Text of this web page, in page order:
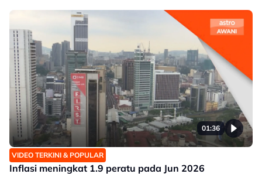
01:36
VIDEO TERKINI & POPULAR
Inflasi meningkat 1.9 peratu pada Jun 2026